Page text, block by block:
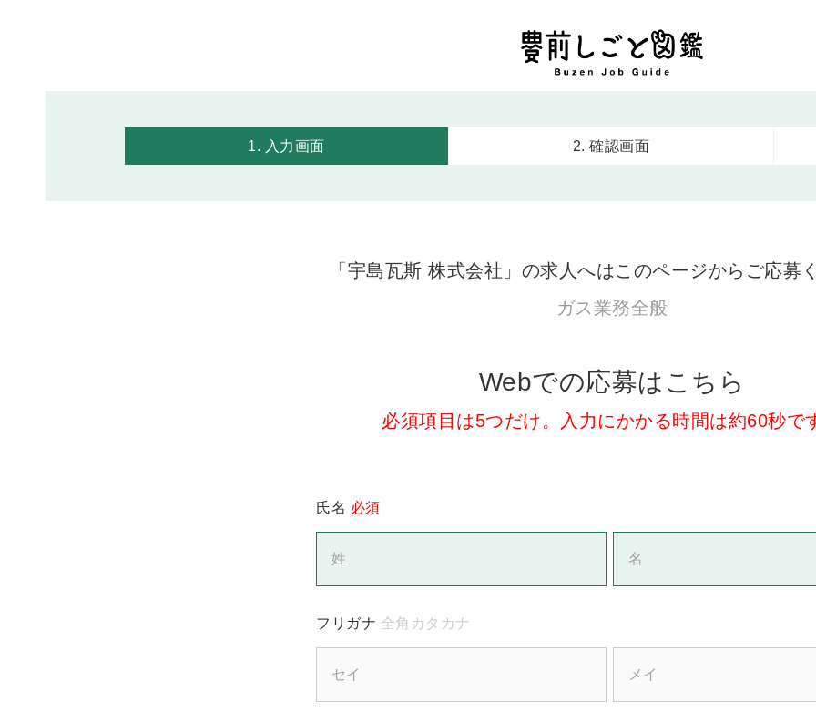
1. 入力画面 2. 確認画面
「宇島瓦斯 株式会社」の求人へはこのページからご応募
ガス業務全般
Webでの応募はこちら
必須項目は5つだけ。入力にかかる時間は約60秒で
氏名 必須
フリガナ 全角カタカナ